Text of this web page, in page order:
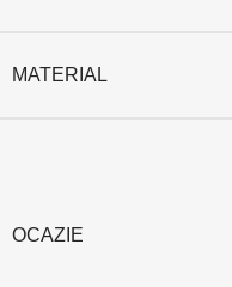
MATERIAL
OCAZIE